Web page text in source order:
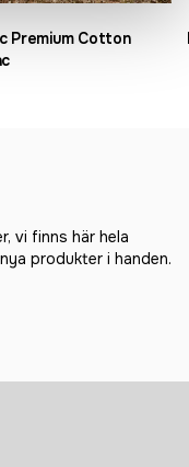
Premium Cotton
vi finns här hela
produkter i handen.